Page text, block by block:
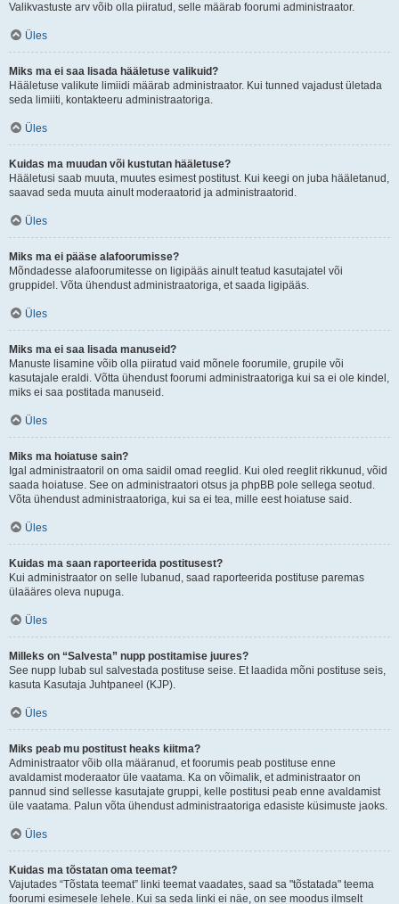
Valikvastuste arv võib olla piiratud, selle määrab foorumi administraator.
Üles
Miks ma ei saa lisada hääletuse valikuid?
Hääletuse valikute limiidi määrab administraator. Kui tunned vajadust ületada
seda limiiti, kontakteeru administraatoriga.
Üles
Kuidas ma muudan või kustutan hääletuse?
Hääletusi saab muuta, muutes esimest postitust. Kui keegi on juba hääletanud,
saavad seda muuta ainult moderaatorid ja administraatorid.
Üles
Miks ma ei pääse alafoorumisse?
Mõndadesse alafoorumitesse on ligipääs ainult teatud kasutajatel või
gruppidel. Võta ühendust administraatoriga, et saada ligipääs.
Üles
Miks ma ei saa lisada manuseid?
Manuste lisamine võib olla piiratud vaid mõnele foorumile, grupile või
kasutajale eraldi. Võtta ühendust foorumi administraatoriga kui sa ei ole kindel,
miks ei saa postitada manuseid.
Üles
Miks ma hoiatuse sain?
Igal administraatoril on oma saidil omad reeglid. Kui oled reeglit rikkunud, võid
saada hoiatuse. See on administraatori otsus ja phpBB pole sellega seotud.
Võta ühendust administraatoriga, kui sa ei tea, mille eest hoiatuse said.
Üles
Kuidas ma saan raporteerida postitusest?
Kui administraator on selle lubanud, saad raporteerida postituse paremas
ülaääres oleva nupuga.
Üles
Milleks on “Salvesta” nupp postitamise juures?
See nupp lubab sul salvestada postituse seise. Et laadida mõni postituse seis,
kasuta Kasutaja Juhtpaneel (KJP).
Üles
Miks peab mu postitust heaks kiitma?
Administraator võib olla määranud, et foorumis peab postituse enne
avaldamist moderaator üle vaatama. Ka on võimalik, et administraator on
pannud sind sellesse kasutajate gruppi, kelle postitusi peab enne avaldamist
üle vaatama. Palun võta ühendust administraatoriga edasiste küsimuste jaoks.
Üles
Kuidas ma tõstatan oma teemat?
Vajutades “Tõstata teemat” linki teemat vaadates, saad sa "tõstatada" teema
foorumi esimesele lehele. Kui sa seda linki ei näe, on see moodus ilmselt